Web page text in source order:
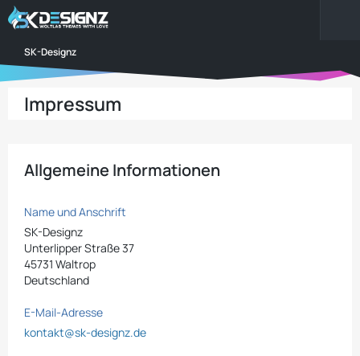
SK-Designz
Impressum
Allgemeine Informationen
Name und Anschrift
SK-Designz
Unterlipper Straße 37
45731 Waltrop
Deutschland
E-Mail-Adresse
kontakt@sk-designz.de